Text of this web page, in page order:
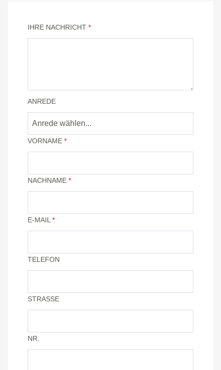
IHRE NACHRICHT *
ANREDE
Anrede wählen...
VORNAME *
NACHNAME *
E-MAIL *
TELEFON
STRASSE
NR.